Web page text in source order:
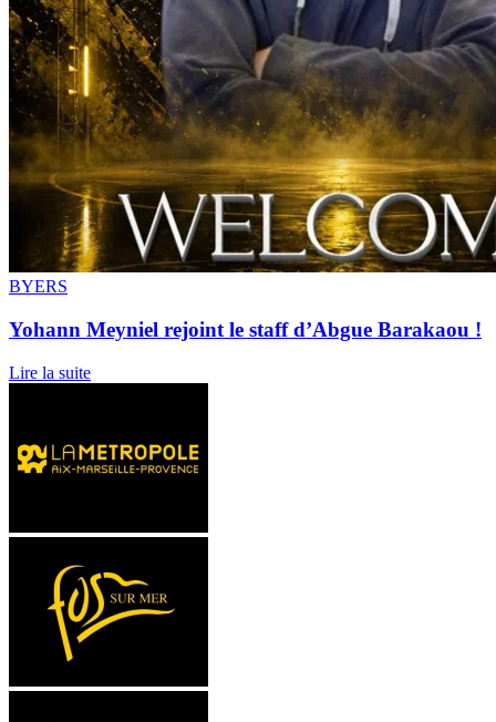
BYERS
Yohann Meyniel rejoint le staff d’Abgue Barakaou !
Lire la suite